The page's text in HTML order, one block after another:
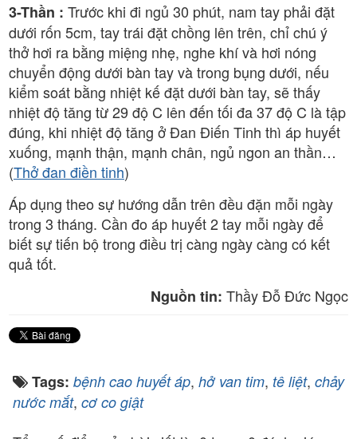
3-Thần : Trước khi đi ngủ 30 phút, nam tay phải đặt
dưới rốn 5cm, tay trái đặt chồng lên trên, chỉ chú ý
thở hơi ra bằng miệng nhẹ, nghe khí và hơi nóng
chuyển động dưới bàn tay và trong bụng dưới, nếu
kiểm soát bằng nhiệt kế đặt dưới bàn tay, sẽ thấy
nhiệt độ tăng từ 29 độ C lên đến tối đa 37 độ C là tập
đúng, khi nhiệt độ tăng ở Đan Điến Tinh thì áp huyết
xuống, mạnh thận, mạnh chân, ngủ ngon an thần…
(Thở đan điền tinh)
Áp dụng theo sự hướng dẫn trên đều đặn mỗi ngày
trong 3 tháng. Cần đo áp huyết 2 tay mỗi ngày để
biết sự tiến bộ trong điều trị càng ngày càng có kết
quả tốt.
Nguồn tin: Thầy Đỗ Đức Ngọc
Tags: bệnh cao huyết áp, hở van tim, tê liệt, chảy
nước mắt, cơ co giật